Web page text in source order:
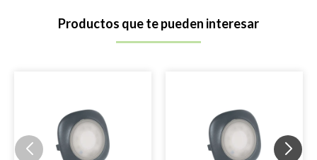
Productos que te pueden interesar